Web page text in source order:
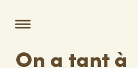
On a tant à